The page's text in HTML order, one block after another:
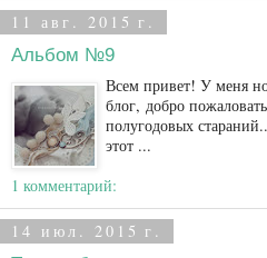
11 авг. 2015 г.
Альбом №9
Всем привет! У меня
блог, добро
полугодовых
этот ...
1 комментарий:
14 июл. 2015 г.